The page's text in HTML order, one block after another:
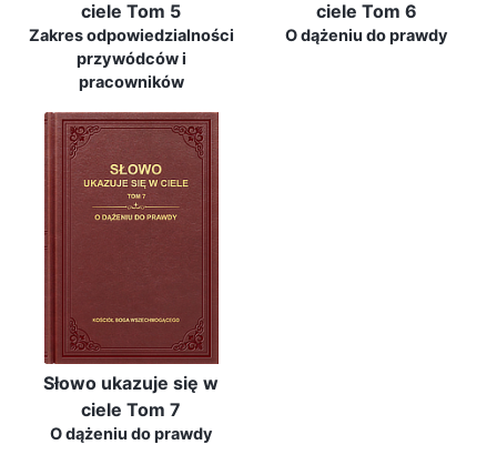
ciele Tom 5
Zakres odpowiedzialności
przywódców i
pracowników
ciele Tom 6
O dążeniu do prawdy
Słowo ukazuje się w
ciele Tom 7
O dążeniu do prawdy